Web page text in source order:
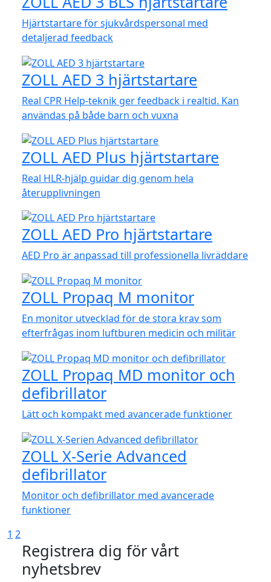
Hjärtstartare för sjukvårdspersonal med
detaljerad feedback
ZOLL AED 3 hjärtstartare
Real CPR Help-teknik ger feedback i realtid. Kan
användas på både barn och vuxna
ZOLL AED Plus hjärtstartare
Real HLR-hjälp guidar dig genom hela
återupplivningen
ZOLL AED Pro hjärtstartare
AED Pro är anpassad till professionella livräddare
ZOLL Propaq M monitor
En monitor utvecklad för de stora krav som
efterfrågas inom luftburen medicin och militär
ZOLL Propaq MD monitor och
defibrillator
Lätt och kompakt med avancerade funktioner
ZOLL X-Serie Advanced
defibrillator
Monitor och defibrillator med avancerade
funktioner
1 2
Registrera dig för vårt
nyhetsbrev